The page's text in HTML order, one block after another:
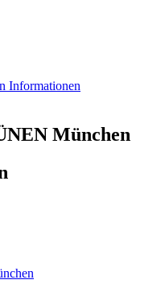
Informationen
München